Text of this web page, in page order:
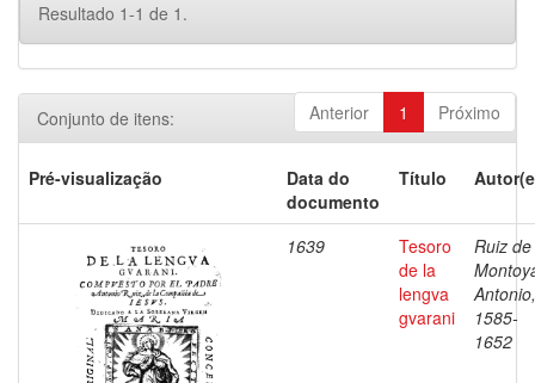
Resultado 1-1 de 1.
Anterior 1 Próximo
Conjunto de itens:
Pré-visualização
Data do
documento
Título
1639
Tesoro
de la
lengva
gvarani
Ruiz de
Antonio,
1585-
1652